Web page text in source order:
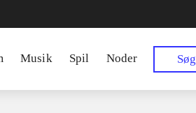
Musik Spil Noder Søg